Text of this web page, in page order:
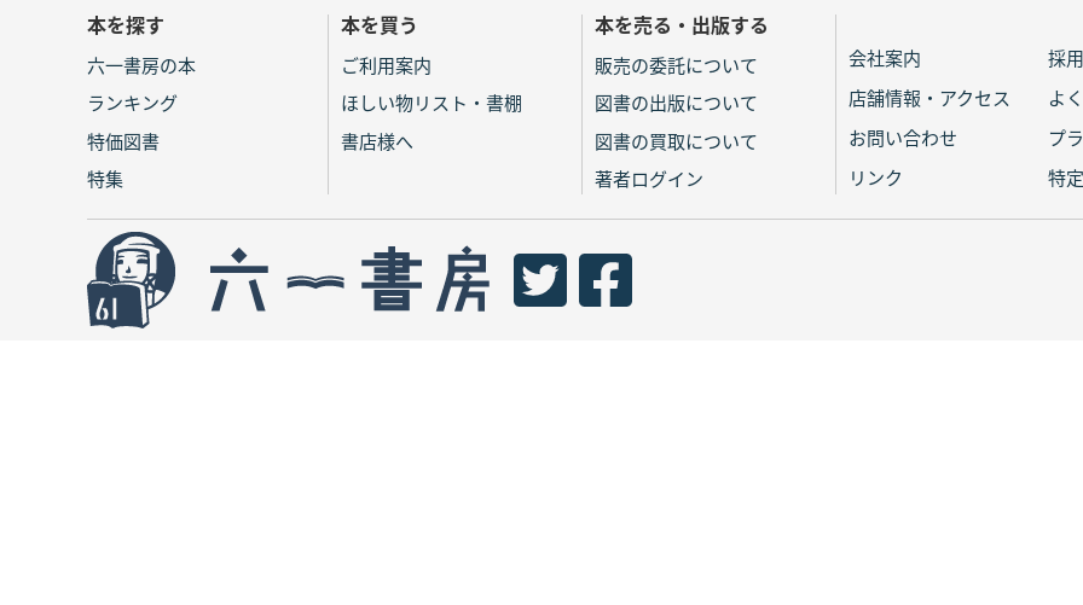
本を探す
六一書房の本
ランキング
特価図書
特集
本を買う
ご利用案内
ほしい物リスト・書棚
書店様へ
本を売る・出版する
販売の委託について
図書の出版について
図書の買取について
著者ログイン
会社案内
採
店舗情報・アクセス
よ
お問い合わせ
プ
リンク
特